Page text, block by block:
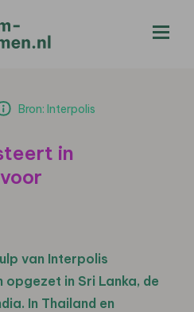
Bron: Interpolis
in
van Interpolis
in Sri Lanka, de
In Thailand en